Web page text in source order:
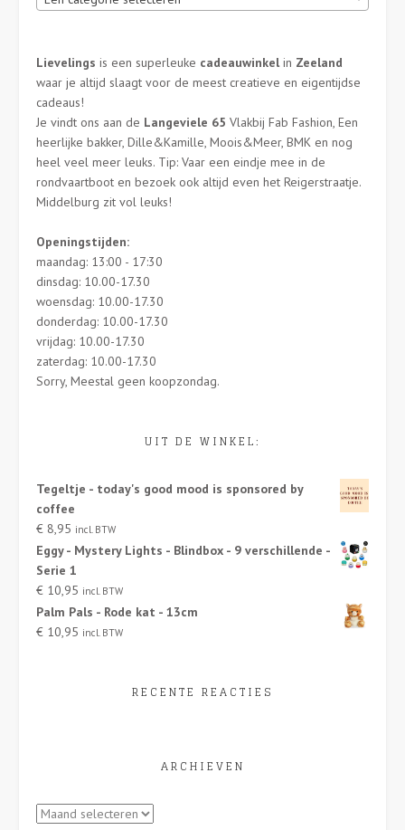
Lievelings is een superleuke cadeauwinkelin Zeeland
waar je altijd slaagt voor de meest creatieve en eigentijdse
cadeaus!
Je vindt ons aan de Langeviele 65 Vlakbij Fab Fashion, Een
heerlijke bakker, Dille&Kamille, Moois&Meer, BMK en nog
heel veel meer leuks. Tip: Vaar een eindje mee in de
rondvaartboot en bezoek ook altijd even het Reigerstraatje.
Middelburg zit vol leuks!
Openingstijden:
maandag: 13:00 - 17:30
dinsdag: 10.00-17.30
woensdag: 10.00-17.30
donderdag: 10.00-17.30
vrijdag: 10.00-17.30
zaterdag: 10.00-17.30
Sorry, Meestal geen koopzondag.
UIT DE WINKEL:
Tegeltje - today's good mood is sponsored by
coffee
€ 8,95 incl. BTW
Eggy - Mystery Lights - Blindbox - 9 verschillende -
Serie 1
€ 10,95 incl. BTW
Palm Pals - Rode kat - 13cm
€ 10,95 incl. BTW
RECENTE REACTIES
ARCHIEVEN
Archieven